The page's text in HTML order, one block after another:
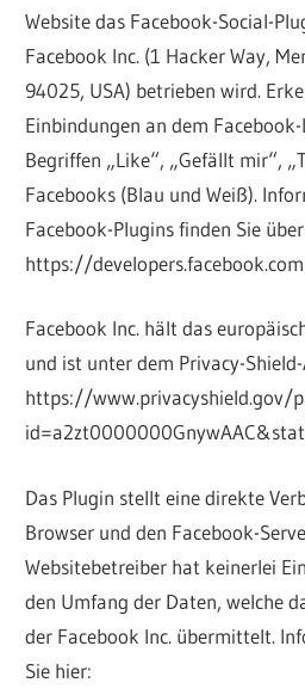
Website das Facebook-Social-
Facebook Inc. (1 Hacker Way,
94025, USA) betrieben wird.
Einbindungen an dem
Begriffen „Like“, „Gefällt mir“,
Facebooks (Blau und Weiß).
Facebook-Plugins finden Sie
https://
Facebook Inc. hält das
und ist unter dem Privacy-
https://www.privacyshield.gov/
Das Plugin stellt eine direkte
Browser und den Facebook-
Websitebetreiber hat keinerlei
den Umfang der Daten, welche
der Facebook Inc. übermittelt.
Sie hier: